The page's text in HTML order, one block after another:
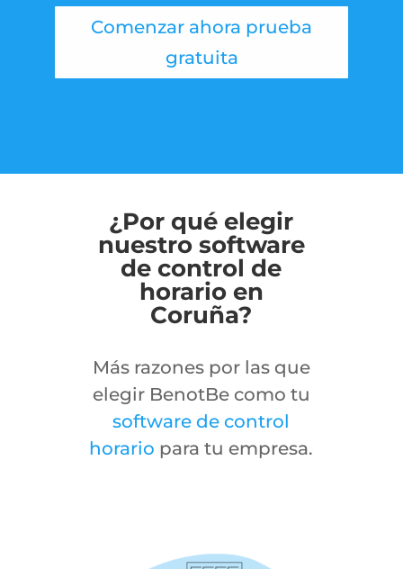
Comenzar ahora prueba
gratuita
¿Por qué elegir
nuestro software
de control de
horario en
Coruña?
Más razones por las que
elegir BenotBe como tu
software de control
horario para tu empresa.